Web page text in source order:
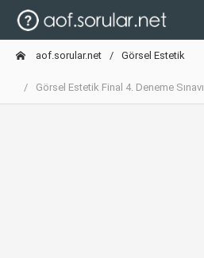
aof.sorular.net Görsel Estetik
Görsel Estetik Final 4. Deneme Sınavı